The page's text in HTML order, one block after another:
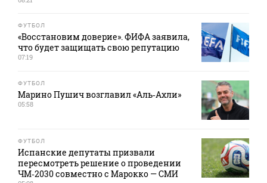
ФУТБОЛ
«Восстановим доверие». ФИФА заявила,
что будет защищать свою репутацию
07:19
ФУТБОЛ
Марино Пушич возглавил «Аль‑Ахли»
05:58
ФУТБОЛ
Испанские депутаты призвали
пересмотреть решение о проведении
ЧМ‑2030 совместно с Марокко — СМИ